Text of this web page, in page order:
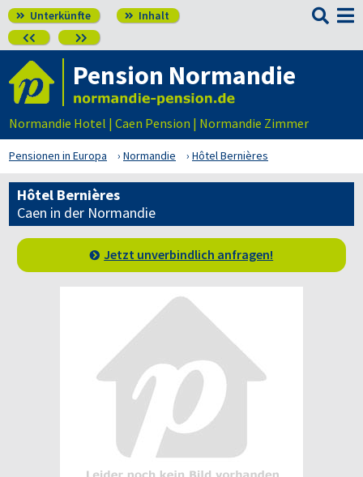
 Unterkünfte  Inhalt
 

Pension Normandie
Normandie Hotel | Caen Pension | Normandie Zimmer
Pensionen in Europa Normandie Hôtel Bernières
Hôtel Bernières
Caen in der Normandie
Jetzt unverbindlich anfragen!